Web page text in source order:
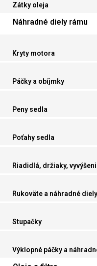
Zátky oleja
Náhradné diely rámu
Kryty motora
Páčky a obíjmky
Peny sedla
Poťahy sedla
Riadidlá, držiaky,
Rukoväte a náhradné diely
Stupačky
Výklopné páčky a